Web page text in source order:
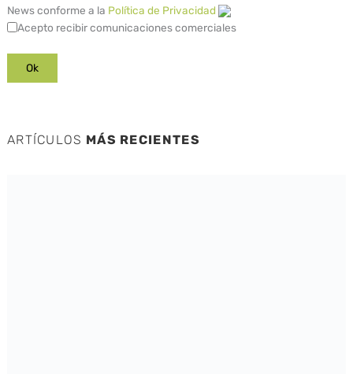
News conforme a la Política de Privacidad
Acepto recibir comunicaciones comerciales
ARTÍCULOS MÁS RECIENTES